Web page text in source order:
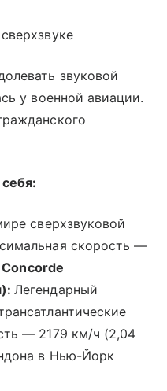
звуковой
у военной авиации.
сверхзвуковой
скорость —
Concorde
Легендарный
— 2179 км/ч (2,04
в Нью-Йорк